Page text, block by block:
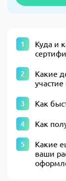
Куда и
Какие
Как
Как
Какие
ваши